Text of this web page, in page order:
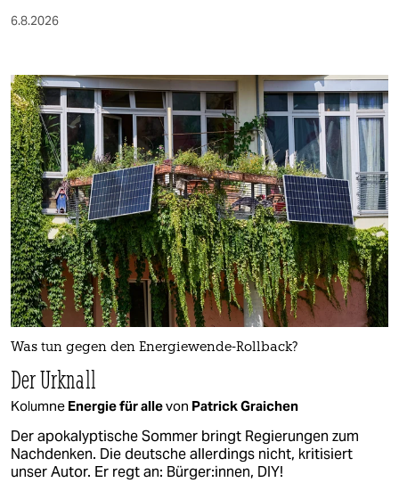
6.8.2026
Was tun gegen den Energiewende-Rollback?
Der Urknall
Kolumne Energie für allevon Patrick Graichen
Der apokalyptische Sommer bringt Regierungen zum
Nachdenken. Die deutsche allerdings nicht, kritisiert
unser Autor. Er regt an: Bürger:innen, DIY!